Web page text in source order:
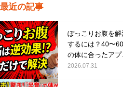
最近の記事
ぽっこりお腹を解
するには？40〜
の体に合ったアプ
ーチ
2026.07.31